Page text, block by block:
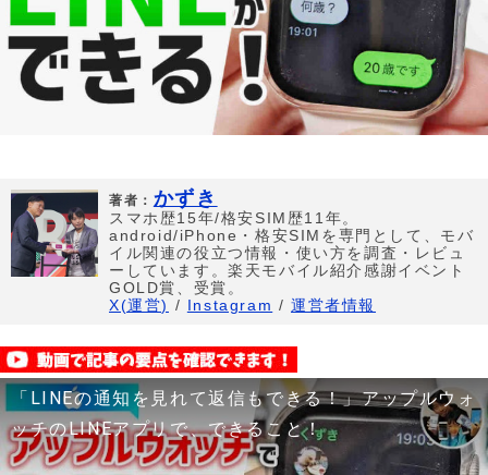
著者： かずき
スマホ歴15年/格安SIM歴11年。
android/iPhone・格安SIMを専門として、モバ
イル関連の役立つ情報・使い方を調査・レビュ
ーしています。楽天モバイル紹介感謝イベント
GOLD賞、受賞。
X(運営) / Instagram /運営者情報
「LINEの通知を見れて返信もできる！」アップルウォ
ッチのLINEアプリで、できること！